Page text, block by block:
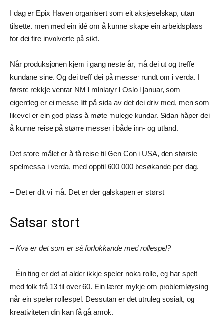
I dag er Epix Haven organisert som eit aksjeselskap, utan
tilsette, men med ein idé om å kunne skape ein arbeidsplass
for dei fire involverte på sikt.
Når produksjonen kjem i gang neste år, må dei ut og treffe
kundane sine. Og dei treff dei på messer rundt om i verda. I
første rekkje ventar NM i miniatyr i Oslo i januar, som
eigentleg er ei messe litt på sida av det dei driv med, men som
likevel er ein god plass å møte mulege kundar. Sidan håper dei
å kunne reise på større messer i både inn- og utland.
Det store målet er å få reise til Gen Con i USA, den største
spelmessa i verda, med opptil 600 000 besøkande per dag.
– Det er dit vi må. Det er der galskapen er størst!
Satsar stort
– Kva er det som er så forlokkande med rollespel?
– Éin ting er det at alder ikkje speler noka rolle, eg har spelt
med folk frå 13 til over 60. Ein lærer mykje om problemløysing
når ein speler rollespel. Dessutan er det utruleg sosialt, og
kreativiteten din kan få gå amok.